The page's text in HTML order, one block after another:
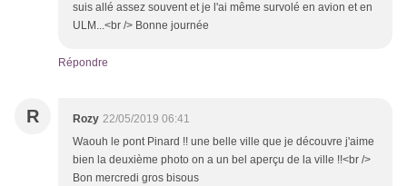
suis allé assez souvent et je l'ai même survolé en avion et en
ULM...<br /> Bonne journée
Répondre
R Rozy 22/05/2019 06:41
Waouh le pont Pinard !! une belle ville que je découvre j'aime
bien la deuxième photo on a un bel aperçu de la ville !!<br />
Bon mercredi gros bisous